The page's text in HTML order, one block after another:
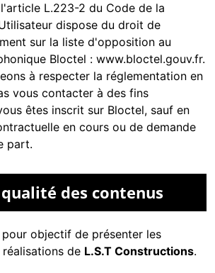
L.223-2 du Code de la
dispose du droit de
sur la liste d'opposition au
Bloctel : www.bloctel.gouv.fr.
à respecter la réglementation en
vous contacter à des fins
êtes inscrit sur Bloctel, sauf en
en cours ou de demande
part.
des contenus
objectif de présenter les
de L.S.T Constructions.